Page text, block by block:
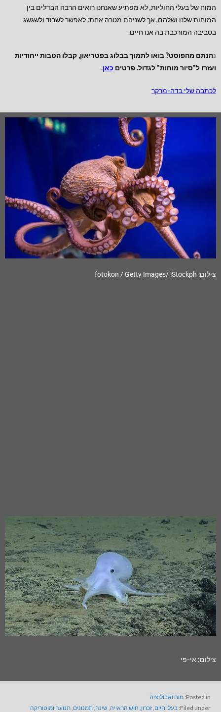
המוח של בעלי החוליות, לא מפתיע שאנחנו רואים הרבה הבדלים בין
המוחות שלנו ושלהם, אך לשניהם מטרה אחת: לאפשר לשרוד ולשגשג
בסביבה המורכבת בה אנו חיים.
נהנתם מהפוסט? בואו לתמוך בבלוג בפטריאון, קבלו הטבות ייחודיות
ועזרו ל"סיור מוחות" לגדול. פרטים כאן.
לכתבה שלי בדה-מרקר
צילום: fotokon / Getty Images/ iStockph
צילום: אי-פי
Posted in: מוח ואבולוציה
Filed under: בעלי חיים זכרון חוש הראייה שינה תמנונים תנועה ומוטוריקה